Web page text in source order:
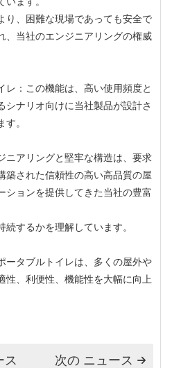
り、困難な現場であっても安全で
、当社のエンジニアリングの権威
レ：この機能は、高い使用頻度と
シナリオ向けに当社製品が設計さ
。
ニアリングと堅牢な構造は、要求
築された信頼性の高い高品質の屋
ションを提供してきた当社の豊富
するかを理解しています。
ータブルトイレは、多くの屋外や
性、利便性、機能性を大幅に向上
ス 
次の ニュース